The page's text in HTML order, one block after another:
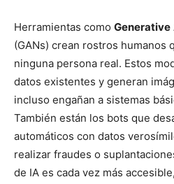
Herramientas como Generative
(GANs) crean rostros humanos
ninguna persona real. Estos
datos existentes y generan
incluso engañan a sistemas
También están los bots que
automáticos con datos
realizar fraudes o
de IA es cada vez más